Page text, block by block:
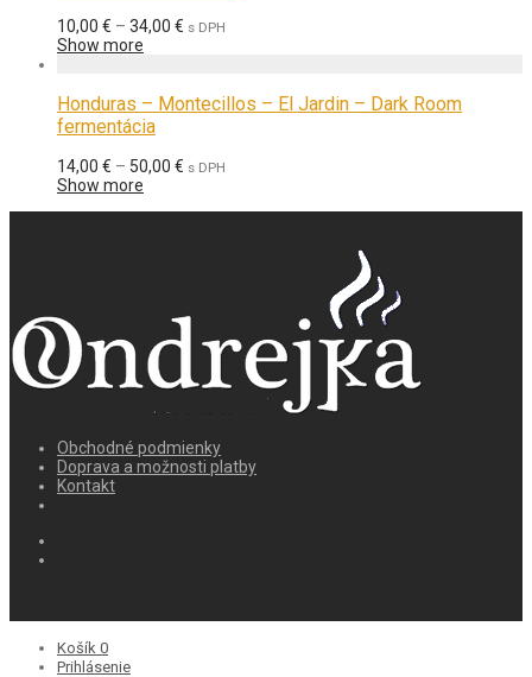
10,00 € – 34,00 € Price
34,00 €
s DPH
Show more
Honduras – Montecillos – El Jardin – Dark Room
fermentácia
14,00 € – 50,00 € Price
s DPH
Show more
Obchodné podmienky
Doprava a možnosti platby
Kontakt
Košík 0
Prihlásenie